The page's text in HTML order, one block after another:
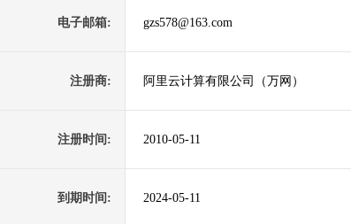
电子邮箱: gzs578@163.com
注册商: 阿里云计算有限公司（万网）
注册时间: 2010-05-11
到期时间: 2024-05-11